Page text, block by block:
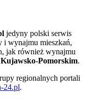
jedyny polski serwis
i wynajmu mieszkań,
jak również wynajmu
Pomorskim.
regionalnych portali
24.pl.